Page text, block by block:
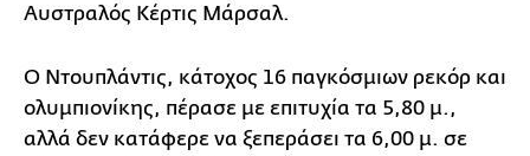
Αυστραλός Κέρτις Μάρσαλ.
Ο Ντουπλάντις, κάτοχος 16 παγκόσμιων ρεκόρ και
ολυμπιονίκης, πέρασε με επιτυχία τα 5,80 μ.,
αλλά δεν κατάφερε να ξεπεράσει τα 6,00 μ. σε